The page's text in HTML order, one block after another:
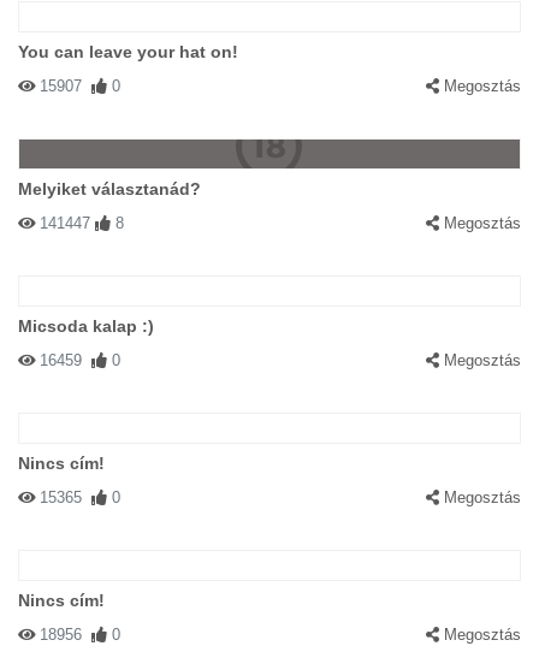
You can leave your hat on!
15907 0 Megosztás
Melyiket választanád?
141447 8 Megosztás
Micsoda kalap :)
16459 0 Megosztás
Nincs cím!
15365 0 Megosztás
Nincs cím!
18956 0 Megosztás